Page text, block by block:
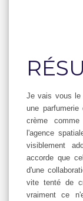
Je vais vous le
une
crème
l'agence
visiblement
accorde que
d'une
vite tenté de
vraiment ce